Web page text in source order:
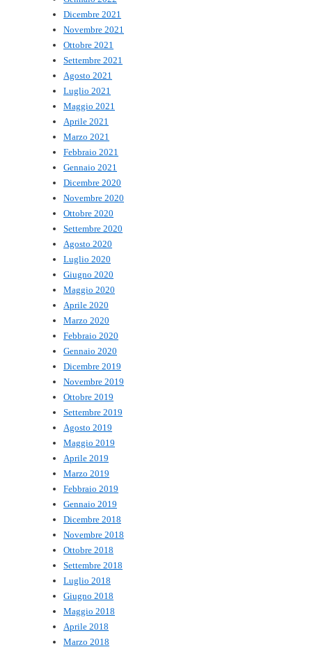
Dicembre 2021
Novembre 2021
Ottobre 2021
Settembre 2021
Agosto 2021
Luglio 2021
Maggio 2021
Aprile 2021
Marzo 2021
Febbraio 2021
Gennaio 2021
Dicembre 2020
Novembre 2020
Ottobre 2020
Settembre 2020
Agosto 2020
Luglio 2020
Giugno 2020
Maggio 2020
Aprile 2020
Marzo 2020
Febbraio 2020
Gennaio 2020
Dicembre 2019
Novembre 2019
Ottobre 2019
Settembre 2019
Agosto 2019
Maggio 2019
Aprile 2019
Marzo 2019
Febbraio 2019
Gennaio 2019
Dicembre 2018
Novembre 2018
Ottobre 2018
Settembre 2018
Luglio 2018
Giugno 2018
Maggio 2018
Aprile 2018
Marzo 2018